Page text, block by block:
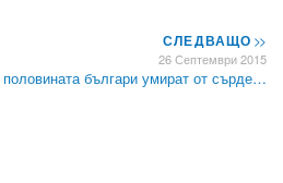
СЛЕДВАЩО>>
26 Септември 2015
половината българи умират от сърде…